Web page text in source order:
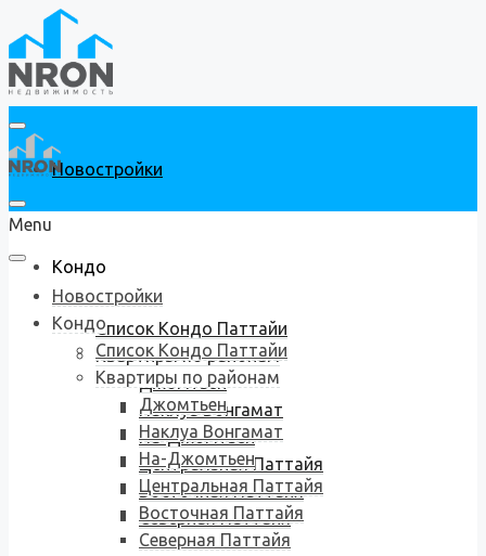
Новостройки
Кондо
Список Кондо Паттайи
Квартиры по районам
Джомтьен
Наклуа Вонгамат
На-Джомтьен
Центральная Паттайя
Восточная Паттайя
Северная Паттайя
Menu
Новостройки
Кондо
Список Кондо Паттайи
Квартиры по районам
Джомтьен
Наклуа Вонгамат
На-Джомтьен
Центральная Паттайя
Восточная Паттайя
Северная Паттайя